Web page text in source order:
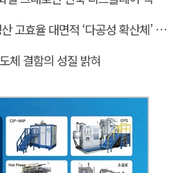
KETI, 그린수소 생산 고효율 대면적 ‘다공성 확산체’ 개발
체 결함의 성질 밝혀